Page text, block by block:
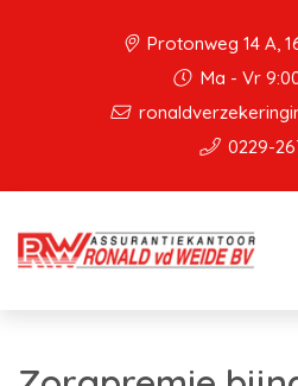
Protonweg 14 A,
Ma - Vr
0229-